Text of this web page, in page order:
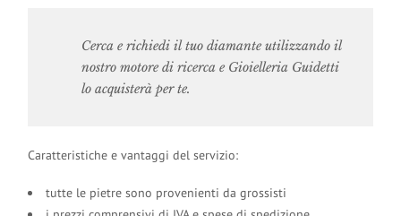
Cerca e richiedi il tuo diamante utilizzando il
nostro motore di ricerca e Gioielleria Guidetti
lo acquisterà per te.
Caratteristiche e vantaggi del servizio:
tutte le pietre sono provenienti da grossisti